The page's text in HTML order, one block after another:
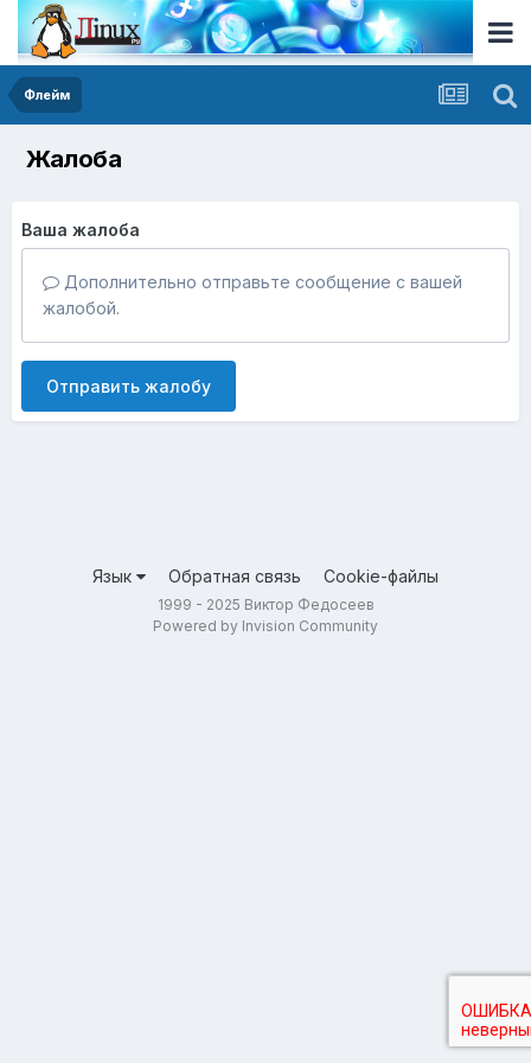
Флейм
Жалоба
Ваша жалоба
Дополнительно отправьте сообщение с вашей
жалобой.
Отправить жалобу
Язык Обратная связь Cookie-файлы
1999 - 2025 Виктор Федосеев
Powered by Invision Community